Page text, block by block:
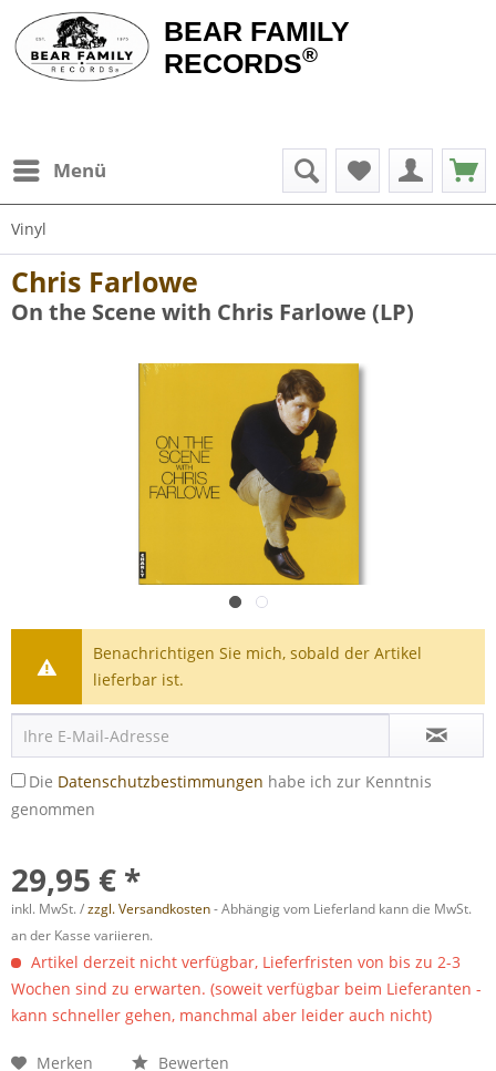
BEAR FAMILY
RECORDS®
Menü
Vinyl
Chris Farlowe
On the Scene with Chris Farlowe (LP)
Benachrichtigen Sie mich, sobald der Artikel
lieferbar ist.
Die Datenschutzbestimmungen habe ich zur Kenntnis
genommen
29,95 € *
inkl. MwSt. /zzgl. Versandkosten- Abhängig vom Lieferland kann die MwSt.
an der Kasse variieren.
Artikel derzeit nicht verfügbar, Lieferfristen von bis zu 2-3
Wochen sind zu erwarten. (soweit verfügbar beim Lieferanten -
kann schneller gehen, manchmal aber leider auch nicht)
Merken Bewerten